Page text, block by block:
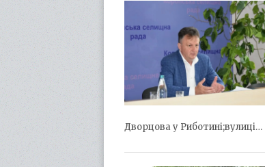
Дворцова у Риботині;вулиці…